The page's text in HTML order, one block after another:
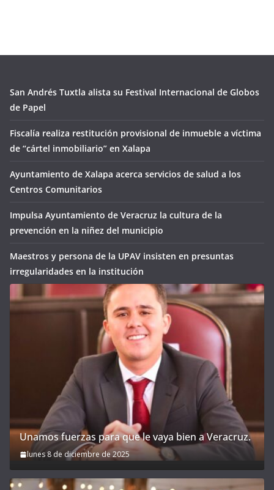
San Andrés Tuxtla alista su Festival Internacional de Globos
de Papel
Fiscalía realiza restitución provisional de inmueble a víctima
de “cártel inmobiliario” en Xalapa
Ayuntamiento de Xalapa acerca servicios de salud a los
Centros Comunitarios
Impulsa Ayuntamiento de Veracruz la cultura de la
prevención en la niñez del municipio
Maestros y persona de la UPAV insisten en presuntas
irregularidades en la institución
Unamos fuerzas para que le vaya bien a Veracruz.
lunes 8 de diciembre de 2025